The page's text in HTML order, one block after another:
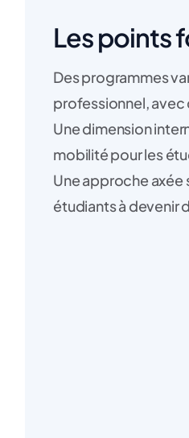
Les points
Des programmes
professionnel, avec
Une dimension
mobilité pour les
Une approche axée
étudiants à devenir